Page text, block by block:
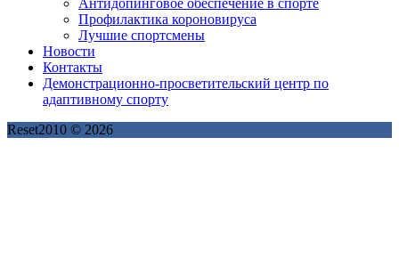
Профилактика короновируса
Лучшие спортсмены
Новости
Контакты
Демонстрационно-просветительский центр по
адаптивному спорту
Reset2010 © 2026